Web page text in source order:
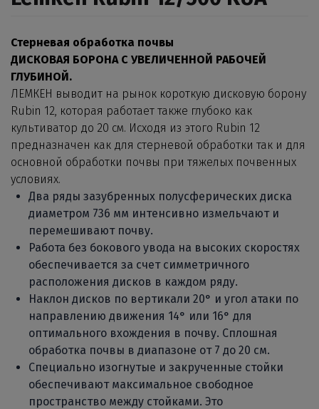
Стерневая обработка почвы
ДИСКОВАЯ БОРОНА С УВЕЛИЧЕННОЙ РАБОЧЕЙ
ГЛУБИНОЙ.
ЛЕМКЕН выводит на рынок короткую дисковую борону
Rubin 12, которая работает также глубоко как
культиватор до 20 см. Исходя из этого Rubin 12
предназначен как для стерневой обработки так и для
основной обработки почвы при тяжелых почвенных
условиях.
Два ряды зазубренных полусферических диска
диаметром 736 мм интенсивно измельчают и
перемешивают почву.
Работа без бокового увода на высоких скоростях
обеспечивается за счет симметричного
расположения дисков в каждом ряду.
Наклон дисков по вертикали 20° и угол атаки по
направлению движения 14° или 16° для
оптимального вхождения в почву. Сплошная
обработка почвы в диапазоне от 7 до 20 см.
Специально изогнутые и закрученные стойки
обеспечивают максимальное свободное
пространство между стойками. Это